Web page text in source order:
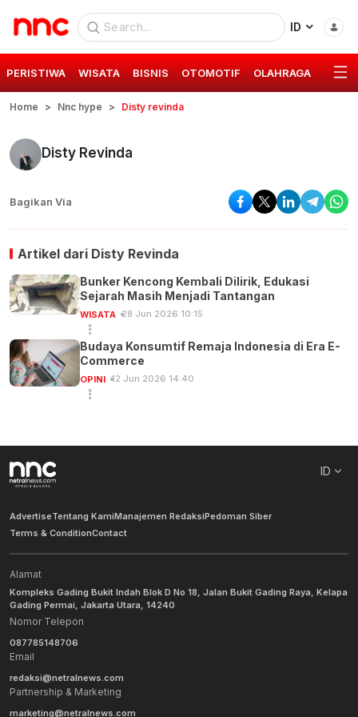
ID
PERISTIWA WISATA BISNIS OTOMOTIF OLAHRAGA GAYA
Home Nnc hype Disty revinda
Disty Revinda
Bagikan Via
Artikel dari Disty Revinda
Bunker Kencong Kembali Dilirik, Edukasi
Sejarah Masih Menjadi Tantangan
WISATA 28 Jun 2026 10:15
Budaya Konsumtif Remaja Indonesia di Era E-
Commerce
OPINI 12 Jun 2026 14:40
ID
AdvertiseTentang KamiManajemen RedaksiPedoman Siber
Terms & ConditionContact
Alamat
Kompleks Gading Bukit Indah Blok D No 18, Jalan Bukit Gading Raya, Kelapa
Gading Permai, Jakarta Utara, 14240
Nomor Telepon
087785148706
Email
redaksi@netralnews.com
Partnership & Marketing
marketing@netralnews.com